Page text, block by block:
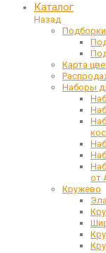
Каталог
Назад
Подборки
Карта
Наборы
от
Кружево